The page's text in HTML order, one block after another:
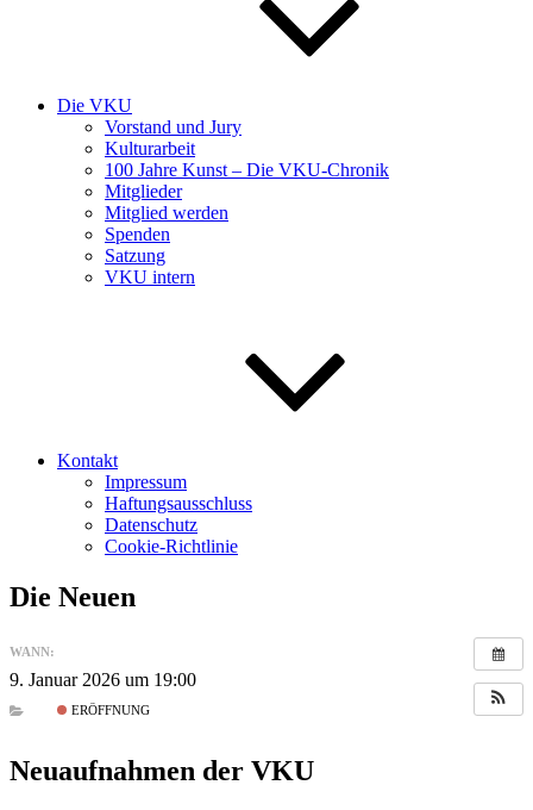
Die VKU
Vorstand und Jury
Kulturarbeit
100 Jahre Kunst – Die VKU-Chronik
Mitglieder
Mitglied werden
Spenden
Satzung
VKU intern
Kontakt
Impressum
Haftungsausschluss
Datenschutz
Cookie-Richtlinie
Die Neuen
WANN:
9. Januar 2026 um 19:00
ERÖFFNUNG
Neuaufnahmen der VKU